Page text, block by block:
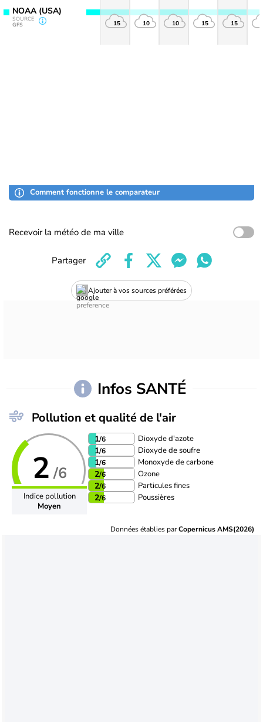
NOAA (USA)
SOURCE
GFS
15 10 10 15 15
Comment fonctionne le comparateur
Recevoir la météo de ma ville
Ajouter à vos sources préférées
Partager
Infos SANTÉ
Pollution et qualité de l'air
2 /6
Indice pollution
Moyen
1/6 Dioxyde d'azote
1/6 Dioxyde de soufre
1/6 Monoxyde de carbone
2/6 Ozone
2/6 Particules fines
2/6 Poussières
Données établies parCopernicus AMS(2026)